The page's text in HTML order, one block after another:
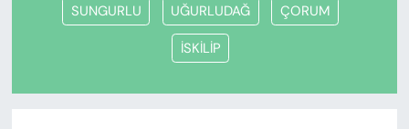
SUNGURLU UĞURLUDAĞ ÇORUM
İSKİLİP